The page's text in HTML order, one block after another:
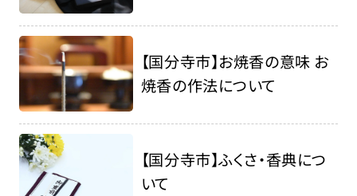
【国分寺市】お焼香の意味 お
焼香の作法について
【国分寺市】ふくさ・香典につ
いて